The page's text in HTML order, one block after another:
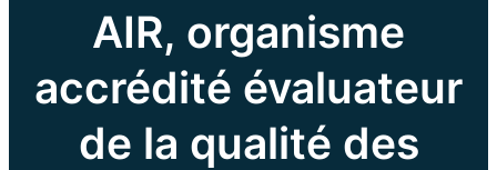
AIR, organisme
accrédité évaluateur
de la qualité des